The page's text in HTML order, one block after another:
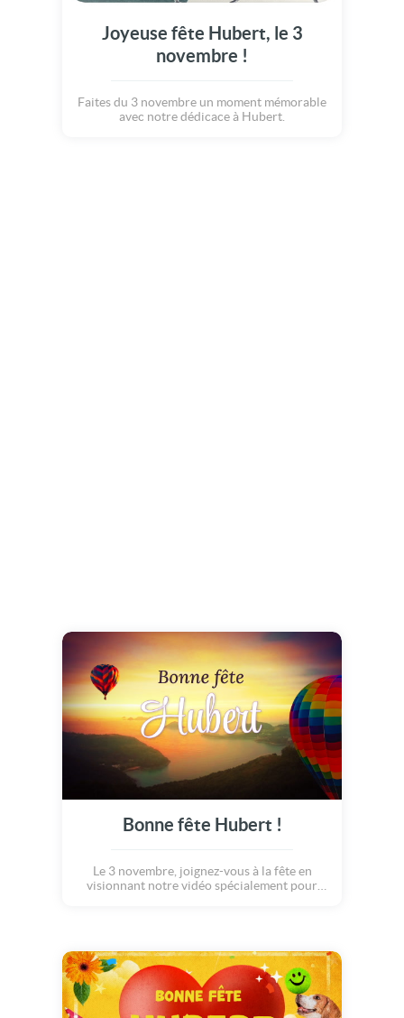
Joyeuse fête Hubert, le 3
novembre !
Faites du 3 novembre un moment mémorable
avec notre dédicace à Hubert.
Bonne fête Hubert !
Le 3 novembre, joignez-vous à la fête en
visionnant notre vidéo spécialement pour